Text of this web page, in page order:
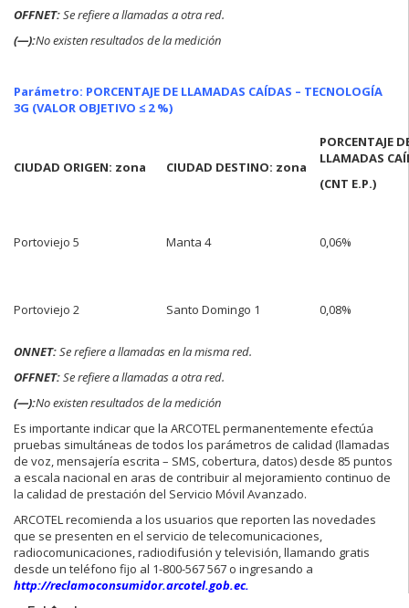
OFFNET:Se refiere a llamadas a otra red.
(—):No existen resultados de la medición
Parámetro: PORCENTAJE DE LLAMADAS CAÍDAS – TECNOLOGÍA
3G (VALOR OBJETIVO ≤ 2 %)
CIUDAD ORIGEN: zona CIUDAD DESTINO: zona
PORCENTAJE
LLAMADAS
(CNT E.P.)
Portoviejo 5 Manta 4 0,06%
Portoviejo 2 Santo Domingo 1 0,08%
ONNET:Se refiere a llamadas en la misma red.
OFFNET:Se refiere a llamadas a otra red.
(—):No existen resultados de la medición
Es importante indicar que la ARCOTEL permanentemente efectúa
pruebas simultáneas de todos los parámetros de calidad (llamadas
de voz, mensajería escrita – SMS, cobertura, datos) desde 85 puntos
a escala nacional en aras de contribuir al mejoramiento continuo de
la calidad de prestación del Servicio Móvil Avanzado.
ARCOTEL recomienda a los usuarios que reporten las novedades
que se presenten en el servicio de telecomunicaciones,
radiocomunicaciones, radiodifusión y televisión, llamando gratis
desde un teléfono fijo al 1-800-567 567 o ingresando a
http://reclamoconsumidor.arcotel.gob.ec.